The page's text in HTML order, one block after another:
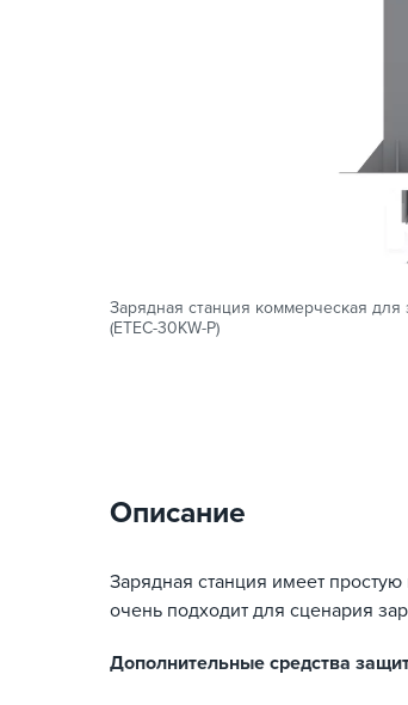
Зарядная станция коммерческая для
(ETEC-30KW-P)
Описание
Зарядная станция имеет
очень подходит для сценария
Дополнительные средства